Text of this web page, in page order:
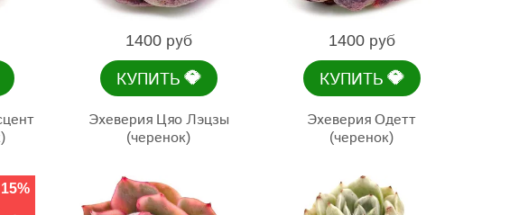
1400 руб
КУПИТЬ💎
Эхеверия Цяо Лэцзы
(черенок)
1400 руб
КУПИТЬ💎
Эхеверия Одетт
(черенок)
15%